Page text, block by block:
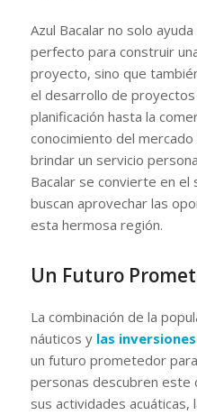
Azul Bacalar no solo
perfecto para construir
proyecto, sino que
el desarrollo de
planificación hasta la
conocimiento del
brindar un servicio
Bacalar se convierte en el
buscan aprovechar las
esta hermosa región.
Un Futuro
La combinación de la
náuticos y las
un futuro prometedor
personas descubren este
sus actividades